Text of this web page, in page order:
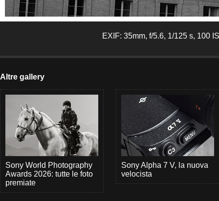
EXIF: 35mm, f/5.6, 1/125 s, 100
Altre gallery
Sony World Photography
Awards 2026: tutte le foto
premiate
Sony Alpha 7 V, la nuova
velocista